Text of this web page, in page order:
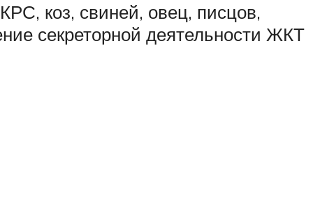
коз, свиней, овец, писцов,
секреторной деятельности ЖКТ